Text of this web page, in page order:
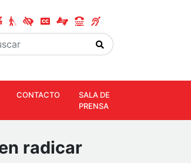
CONTACTO
SALA DE
PRENSA
radicar